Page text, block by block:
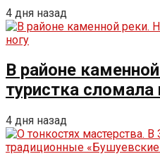
4 дня назад
В районе
туристка сломала
4 дня назад